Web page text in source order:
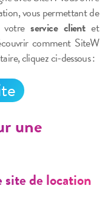
vous permettant de
votreservice clientet
comment SiteW
cliquez ci-dessous :
une
site de location